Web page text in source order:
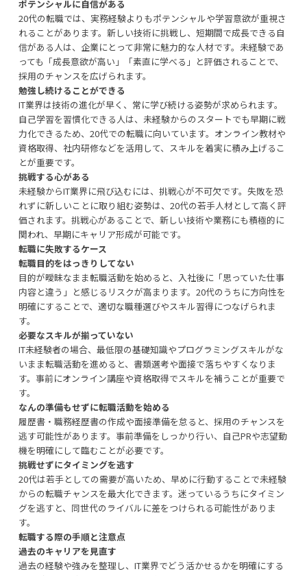
ポテンシャルに自信がある
20代の転職では、実務経験よりもポテンシャルや学習意欲が重視さ
れることがあります。新しい技術に挑戦し、短期間で成長できる自
信がある人は、企業にとって非常に魅力的な人材です。未経験であ
っても「成長意欲が高い」「素直に学べる」と評価されることで、
採用のチャンスを広げられます。
勉強し続けることができる
IT業界は技術の進化が早く、常に学び続ける姿勢が求められます。
自己学習を習慣化できる人は、未経験からのスタートでも早期に戦
力化できるため、20代での転職に向いています。オンライン教材や
資格取得、社内研修などを活用して、スキルを着実に積み上げるこ
とが重要です。
挑戦する心がある
未経験からIT業界に飛び込むには、挑戦心が不可欠です。失敗を恐
れずに新しいことに取り組む姿勢は、20代の若手人材として高く評
価されます。挑戦心があることで、新しい技術や業務にも積極的に
関われ、早期にキャリア形成が可能です。
転職に失敗するケース
転職目的をはっきりしてない
目的が曖昧なまま転職活動を始めると、入社後に「思っていた仕事
内容と違う」と感じるリスクが高まります。20代のうちに方向性を
明確にすることで、適切な職種選びやスキル習得につなげられま
す。
必要なスキルが揃っていない
IT未経験者の場合、最低限の基礎知識やプログラミングスキルがな
いまま転職活動を進めると、書類選考や面接で落ちやすくなりま
す。事前にオンライン講座や資格取得でスキルを補うことが重要で
す。
なんの準備もせずに転職活動を始める
履歴書・職務経歴書の作成や面接準備を怠ると、採用のチャンスを
逃す可能性があります。事前準備をしっかり行い、自己PRや志望動
機を明確にして臨むことが必要です。
挑戦せずにタイミングを逃す
20代は若手としての需要が高いため、早めに行動することで未経験
からの転職チャンスを最大化できます。迷っているうちにタイミン
グを逃すと、同世代のライバルに差をつけられる可能性がありま
す。
転職する際の手順と注意点
過去のキャリアを見直す
過去の経験や強みを整理し、IT業界でどう活かせるかを明確にする